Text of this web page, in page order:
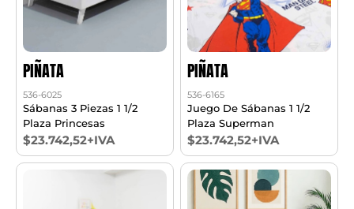
PIÑATA
536-6025
Sábanas 3 Piezas 1 1/2
Plaza Princesas
$23.742,52+IVA
PIÑATA
536-6165
Juego De Sábanas 1 1/2
Plaza Superman
$23.742,52+IVA